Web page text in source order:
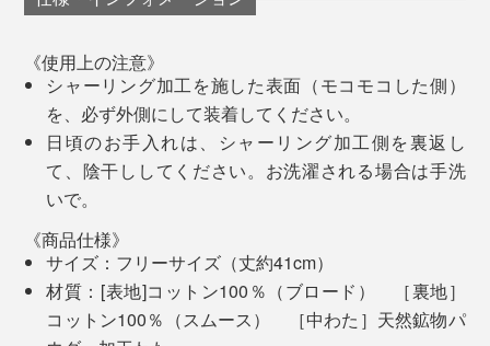
中わたの繊維1本1本に、まんべんなく、鉱物パウダーが吸着している様子。3000
冷え性の私は、布団に入って、足同士が触れると、驚く
ほどヒヤッとした冷たさが伝わってくるほどでしたが、
『IONDOCTOR』を着けっぱなしにしていると違いま
す。
《使用上の注意》
シャーリング加工を施した表面（モコモコした側）
を、必ず外側にして装着してください。
日頃のお手入れは、シャーリング加工側を裏返し
て、陰干ししてください。お洗濯される場合は手洗
いで。
《商品仕様》
サイズ：フリーサイズ（丈約41cm）
材質：[表地]コットン100％（ブロード） ［裏地］
コットン100％（スムース） ［中わた］天然鉱物パ